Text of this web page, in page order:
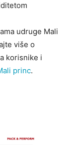
udruge Mali
više o
korisnike i
princ.